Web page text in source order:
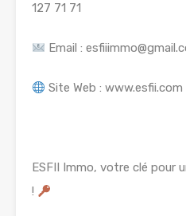
127 71 71
Email :
Site Web : www.esfii.com
ESFII Immo, votre clé pour
!